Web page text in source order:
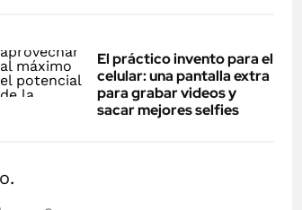
El práctico invento para el
celular: una pantalla extra
para grabar videos y
sacar mejores selfies